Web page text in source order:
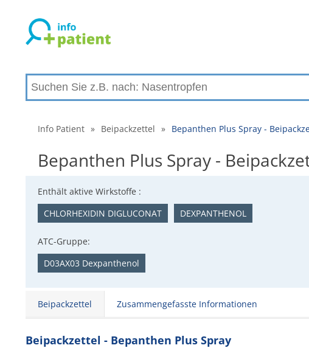
Info Patient » Beipackzettel » Bepanthen Plus Spray -
Bepanthen Plus Spray -
Enthält aktive Wirkstoffe :
CHLORHEXIDIN DIGLUCONAT
DEXPANTHENOL
ATC-Gruppe:
D03AX03 Dexpanthenol
Beipackzettel Zusammengefasste Informationen
Beipackzettel - Bepanthen Plus Spray